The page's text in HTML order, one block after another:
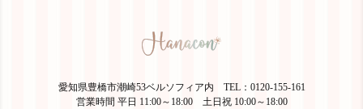
愛知県豊橋市潮崎53ベルソフィア内 TEL：0120-155-161
営業時間 平日 11:00～18:00 土日祝 10:00～18:00